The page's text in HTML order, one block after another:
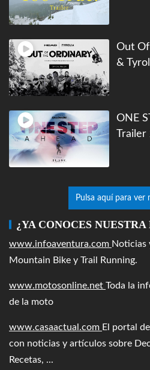
Out
&
ONE
Trailer
Pulsa aquí para ver
¿YA CONOCES
www.infoaventura.com Noticias
Mountain Bike y Trail Running.
www.motosonline.net Toda la
de la moto
www.casaactual.com El portal
con noticias y artículos sobre
Recetas, ...